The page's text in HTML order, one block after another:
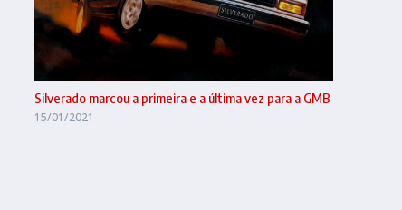
Silverado marcou a primeira e a última vez para a GMB
15/01/2021